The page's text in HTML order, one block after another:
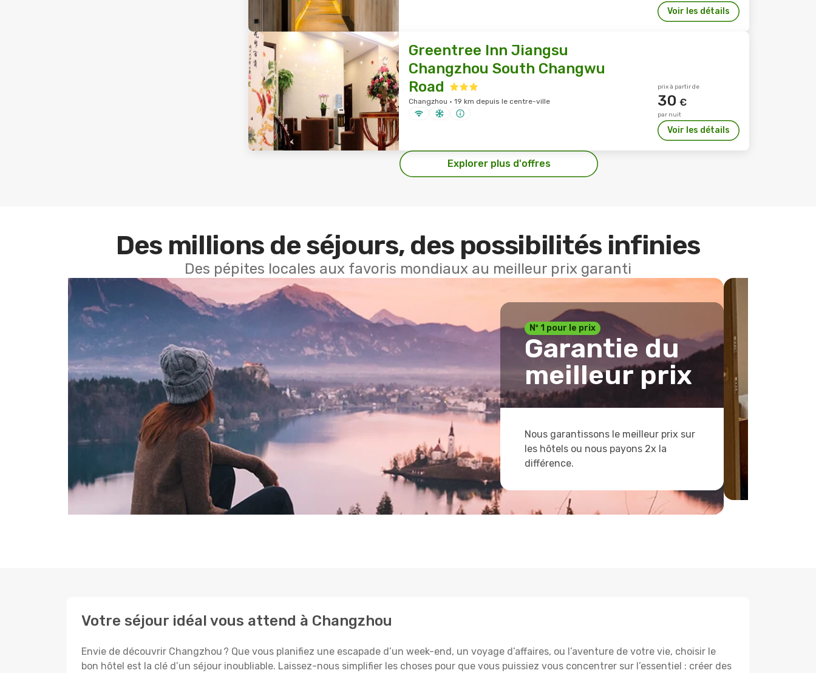
Voir les détails
Greentree Inn Jiangsu
Changzhou South Changwu
Road
Changzhou · 19 km depuis le centre-ville
prix à partir de
30 €
par nuit
Voir les détails
Explorer plus d'offres
Des millions de séjours, des possibilités infinies
Des pépites locales aux favoris mondiaux au meilleur prix garanti
Nº 1 pour le prix
Garantie du
meilleur prix
Nous garantissons le meilleur prix sur
les hôtels ou nous payons 2x la
différence.
Votre séjour idéal vous attend à Changzhou
Envie de découvrir Changzhou ? Que vous planifiez une escapade d’un week-end, un voyage d’affaires, ou l’aventure de votre vie, choisir le
bon hôtel est la clé d’un séjour inoubliable. Laissez-nous simplifier les choses pour que vous puissiez vous concentrer sur l’essentiel : créer des